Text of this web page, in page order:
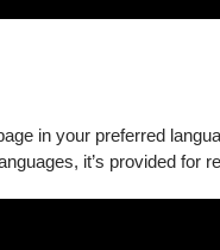
in your preferred
it’s provided for